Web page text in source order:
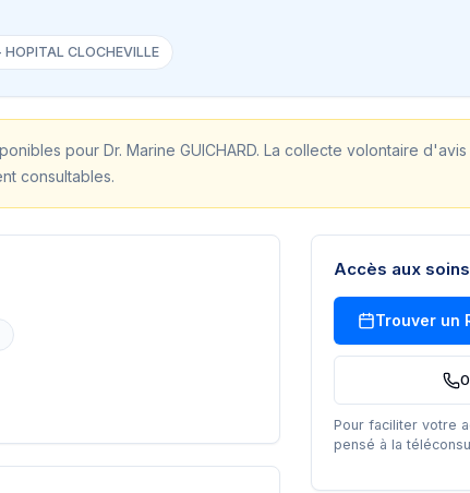
CLOCHEVILLE
pour Dr. Marine GUICHARD. La collecte volontaire
consultables.
Accès aux soins
Trouver un
Pour faciliter votre
pensé à la